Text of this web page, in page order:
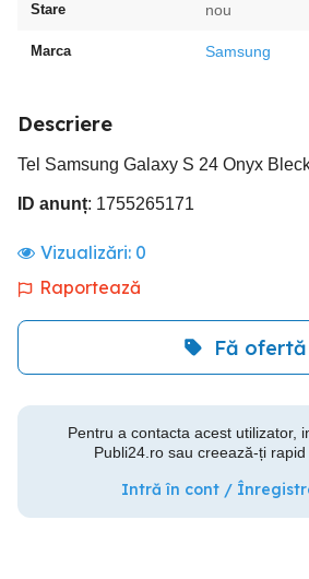
Stare nou
Marca Samsung
Descriere
Tel Samsung Galaxy S 24 Onyx
ID anunț: 1755265171
Vizualizări: 0
Raportează
Fă ofertă
Pentru a contacta acest utilizator,
Publi24.ro sau creează-ți
Intră în cont /